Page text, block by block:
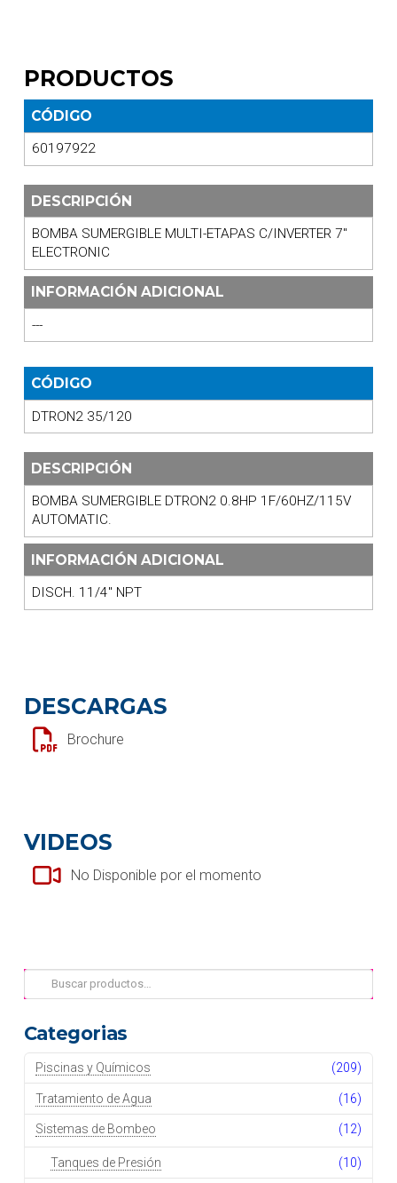
PRODUCTOS
CÓDIGO
60197922
DESCRIPCIÓN
BOMBA SUMERGIBLE MULTI-ETAPAS C/INVERTER 7"
ELECTRONIC
INFORMACIÓN ADICIONAL
---
CÓDIGO
DTRON2 35/120
DESCRIPCIÓN
BOMBA SUMERGIBLE DTRON2 0.8HP 1F/60HZ/115V
AUTOMATIC.
INFORMACIÓN ADICIONAL
DISCH. 11/4" NPT
DESCARGAS
Brochure
VIDEOS
No Disponible por el momento
Buscar
por:
Categorias
Piscinas y Químicos (209)
Tratamiento de Agua (16)
Sistemas de Bombeo (12)
Tanques de Presión (10)